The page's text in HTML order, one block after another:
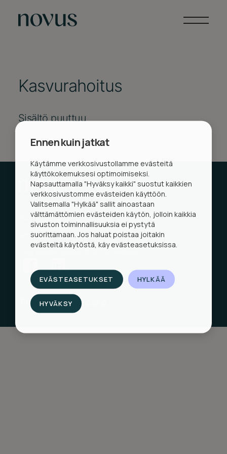
Palvelumme
Yksityiset rahoittajat
Ajankohtaista
Yritys
Ota yhteyttä
Kasvurahoitus
Sisältö puuttuu
0400 339 032
rahoitus@novusvictoria.fi
Pieni Roobertinkatu 9, 00130 Helsinki
Tietosuojaseloste
Ennen kuin jatkat
Käytämme verkkosivustollamme evästeitä
käyttökokemuksesi optimoimiseksi.
Napsauttamalla "Hyväksy kaikki" suostut kaikkien
verkkosivustomme evästeiden käyttöön.
Valitsemalla "Hylkää" sallit ainoastaan
välttämättömien evästeiden käytön, jolloin kaikkia
sivuston toiminnallisuuksia ei pystytä
suorittamaan. Jos haluat poistaa joitakin
evästeitä käytöstä, käy evästeasetuksissa.
EVÄSTEASETUKSET HYLKÄÄ
HYVÄKSY